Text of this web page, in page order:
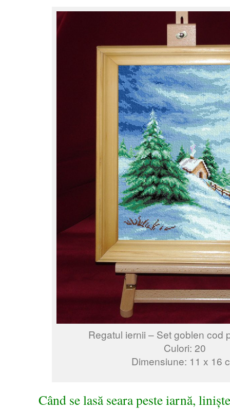
Regatul iernii – Set goblen cod
Culori: 20
Dimensiune: 11 x 16
Când se lasă seara peste iarnă,